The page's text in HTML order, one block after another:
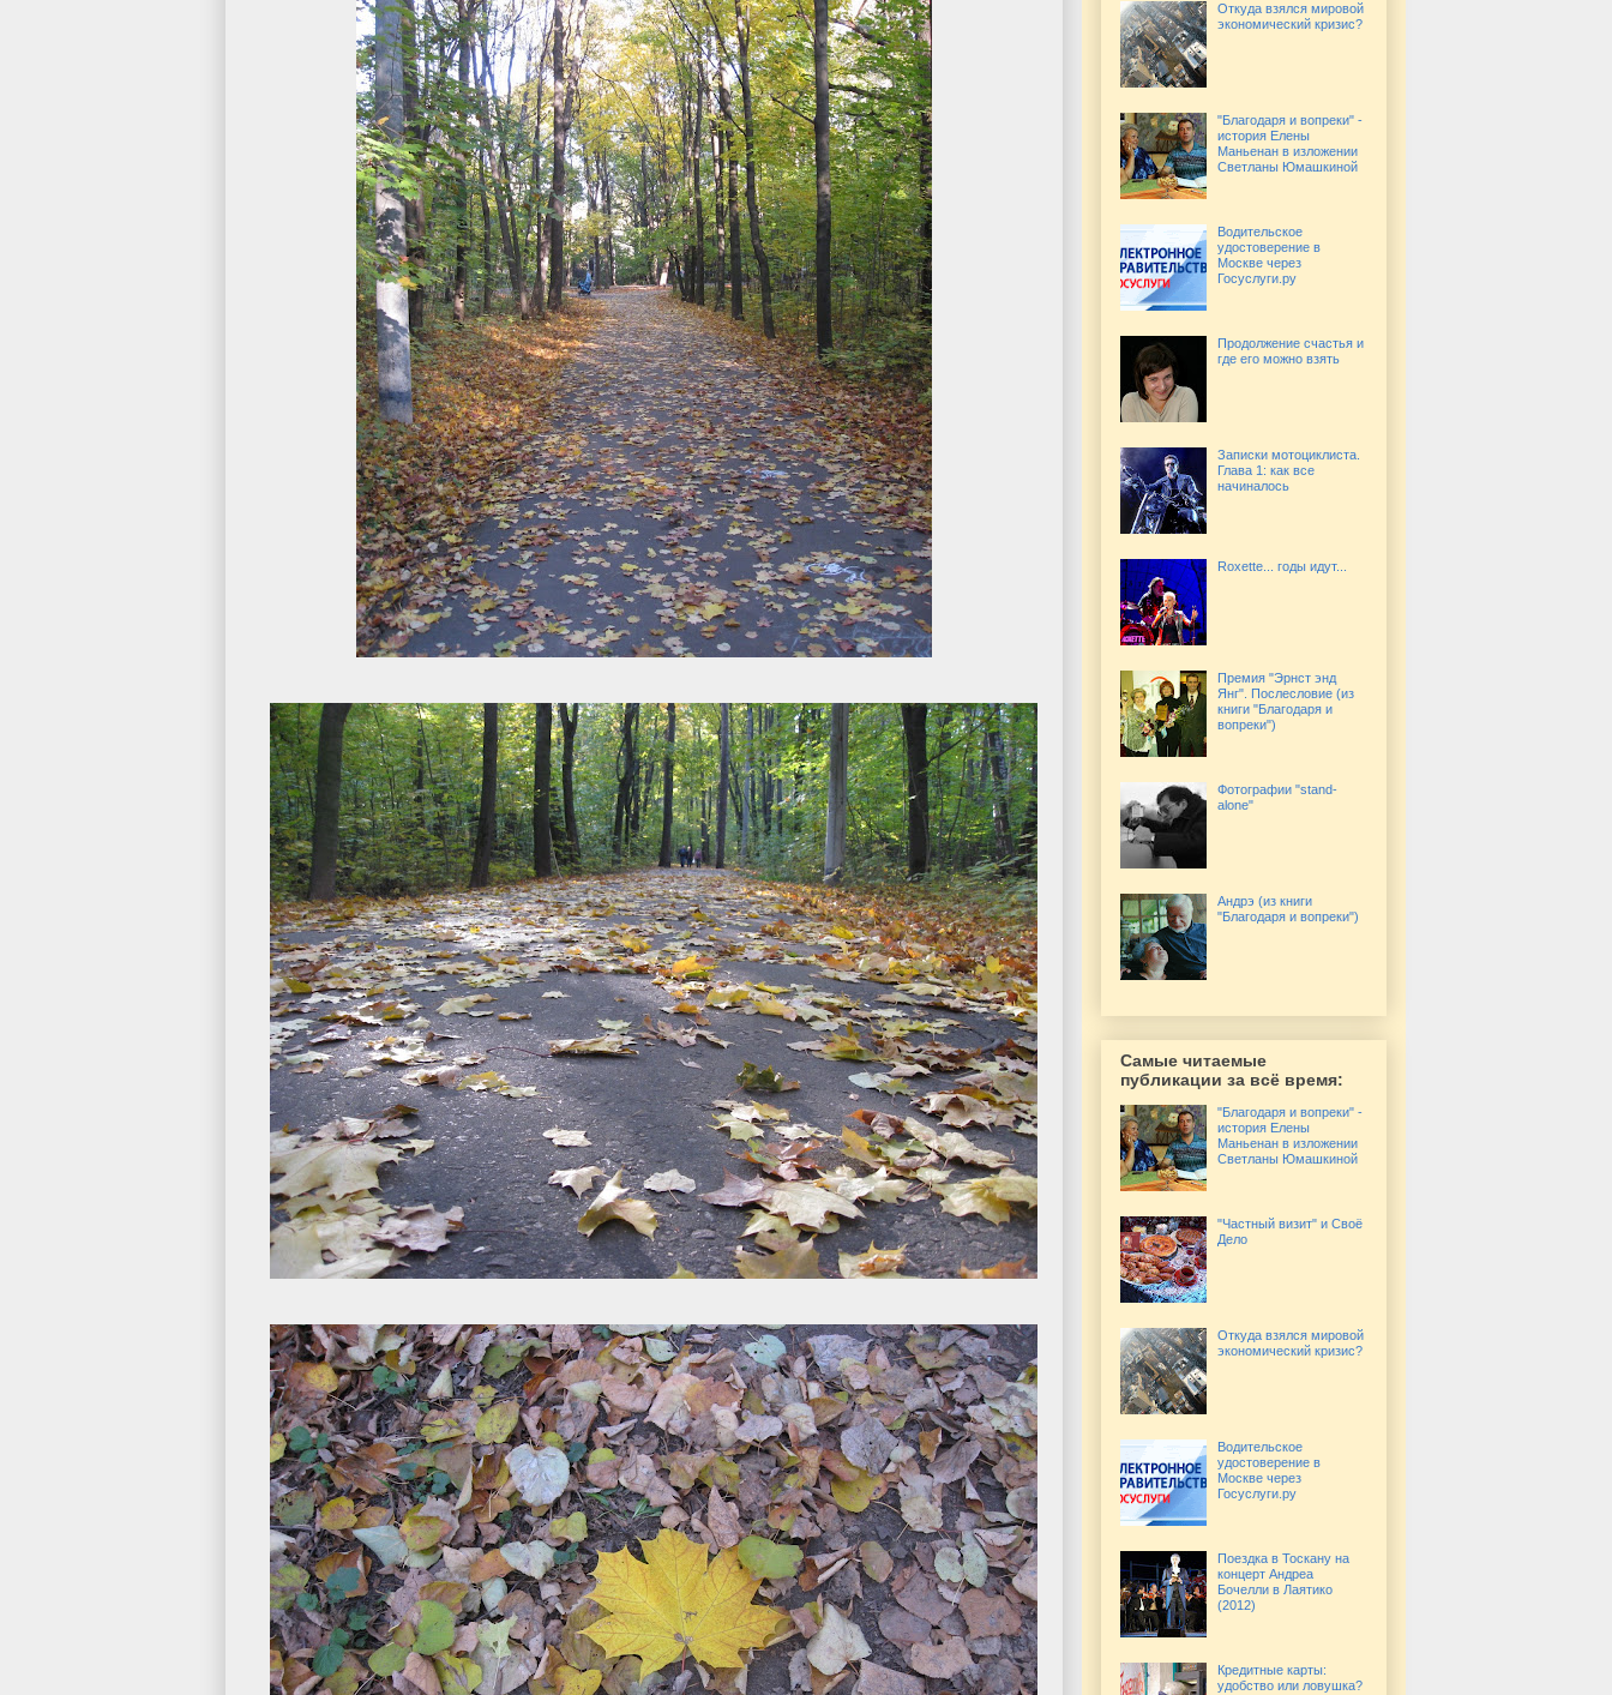
Откуда взялся мировой
экономический кризис?
"Благодаря и вопреки" -
история Елены
Маньенан в изложении
Светланы Юмашкиной
Водительское
удостоверение в
Москве через
Госуслуги.ру
Продолжение счастья и
где его можно взять
Записки мотоциклиста.
Глава 1: как все
начиналось
Roxette... годы идут...
Премия "Эрнст энд
Янг". Послесловие (из
книги "Благодаря и
вопреки")
Фотографии "stand-
alone"
Андрэ (из книги
"Благодаря и вопреки")
Самые читаемые
публикации за всё время:
"Благодаря и вопреки" -
история Елены
Маньенан в изложении
Светланы Юмашкиной
"Частный визит" и Своё
Дело
Откуда взялся мировой
экономический кризис?
Водительское
удостоверение в
Москве через
Госуслуги.ру
Поездка в Тоскану на
концерт Андреа
Бочелли в Лаятико
(2012)
Кредитные карты:
удобство или ловушка?